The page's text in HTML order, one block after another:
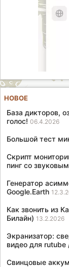
НОВОЕ
База дикторов,
голос! 06.4.2026
Большой тест
Скрипт
пинг со
Генератор
Google.Earth
Как звонить из
Билайн) 13.2.2026
Экранизатор:
видео для rutube
Свинцовые